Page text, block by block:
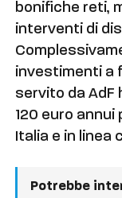
bonifiche reti,
interventi di
investimenti a
servito da AdF
120 euro
Italia e in linea
Potrebbe